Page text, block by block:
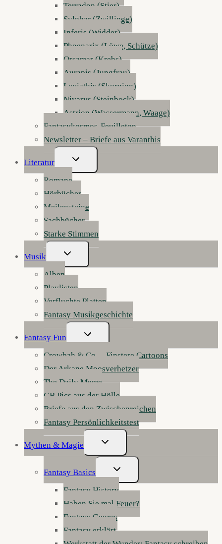
Terradon (Stier)
Sylphar (Zwillinge)
Inferis (Widder)
Phoenarix (Löwe, Schütze)
Orsamar (Krebs)
Aurapis (Jungfrau)
Leviathis (Skorpion)
Nivarys (Steinbock)
Astrion (Wassermann, Waage)
Fantasykosmos-Feuilleton
Newsletter – Briefe aus Varanthis
Literatur
Untermenü
Umschalten
Romane
Hörbücher
Meilensteine
Sachbücher
Starke Stimmen
Musik
Untermenü
Umschalten
Alben
Playlisten
Verfluchte Platten
Fantasy Musikgeschichte
Fantasy Fun
Untermenü
Umschalten
Crowbah & Co. – Finstere Cartoons
Der Arkane Moosverhetzer
The Daily Meme
GB Pics aus der Hölle
Briefe aus den Zwischenreichen
Fantasy Persönlichkeitstest
Mythen & Magie
Untermenü
Umschalten
Fantasy Basics
Untermenü
Umschalten
Fantasy History
Haben Sie mal Feuer?
Fantasy Genres
Fantasy erklärt